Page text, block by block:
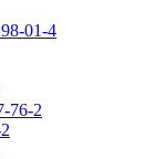
01-4
76-2